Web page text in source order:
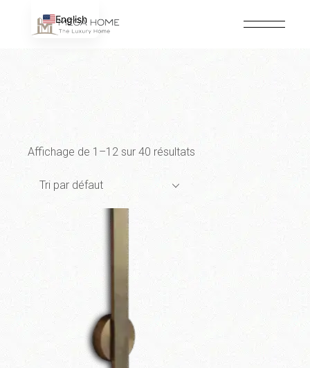
contenu
Affichage de 1–12 sur 40 résultats
Tri par défaut
English